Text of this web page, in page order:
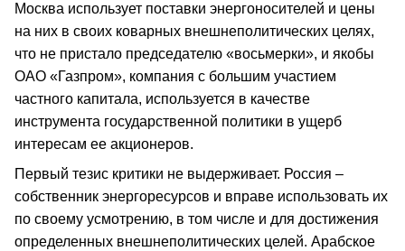
Москва использует поставки энергоносителей и цены
на них в своих коварных внешнеполитических целях,
что не пристало председателю «восьмерки», и якобы
ОАО «Газпром», компания с большим участием
частного капитала, используется в качестве
инструмента государственной политики в ущерб
интересам ее акционеров.
Первый тезис критики не выдерживает. Россия –
собственник энергоресурсов и вправе использовать их
по своему усмотрению, в том числе и для достижения
определенных внешнеполитических целей. Арабское